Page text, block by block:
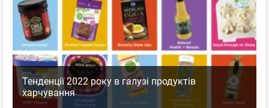
Тенденції 2022 року в галузі продуктів
харчування